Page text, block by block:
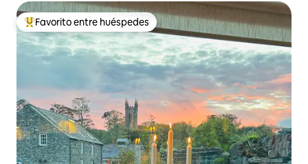
Favorito entre huéspedes preferido
Favorito entre huéspedes